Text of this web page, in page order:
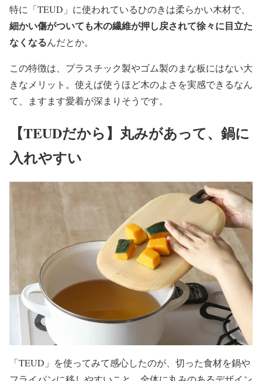
特に「TEUD」に使われているひのきは柔らかい木材で、
細かい傷がついても木の繊維が押し戻されて徐々に目立た
なくなるんだとか。
この特徴は、プラスチック製やゴム製のまな板にはない大
きなメリット。使えば使うほど木のよさを実感できるなん
て、ますます愛着が深まりそうです。
【TEUDだから】丸みがあって、鍋に
入れやすい
「TEUD」を使ってみて感心したのが、切った食材を鍋や